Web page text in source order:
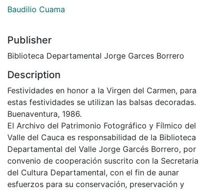
Baudilio Cuama
Publisher
Biblioteca Departamental Jorge Garces Borrero
Description
Festividades en honor a la Virgen del Carmen, para
estas festividades se utilizan las balsas decoradas.
Buenaventura, 1986.
El Archivo del Patrimonio Fotográfico y Fílmico del
Valle del Cauca es responsabilidad de la Biblioteca
Departamental del Valle Jorge Garcés Borrero, por
convenio de cooperación suscrito con la Secretaria
del Cultura Departamental, con el fin de aunar
esfuerzos para su conservación, preservación y